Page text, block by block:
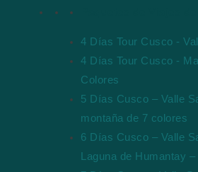
4 Días Tour Cusco -
4 Días Tour Cusco -
Colores
5 Días Cusco – Valle
montaña de 7 colores
6 Días Cusco – Valle
Laguna de Humantay